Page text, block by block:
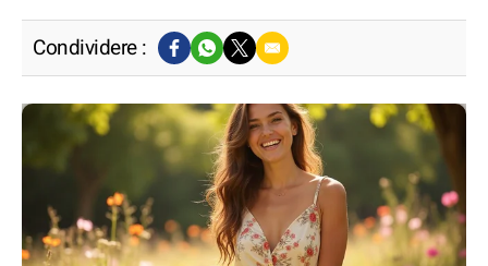
Condividere :